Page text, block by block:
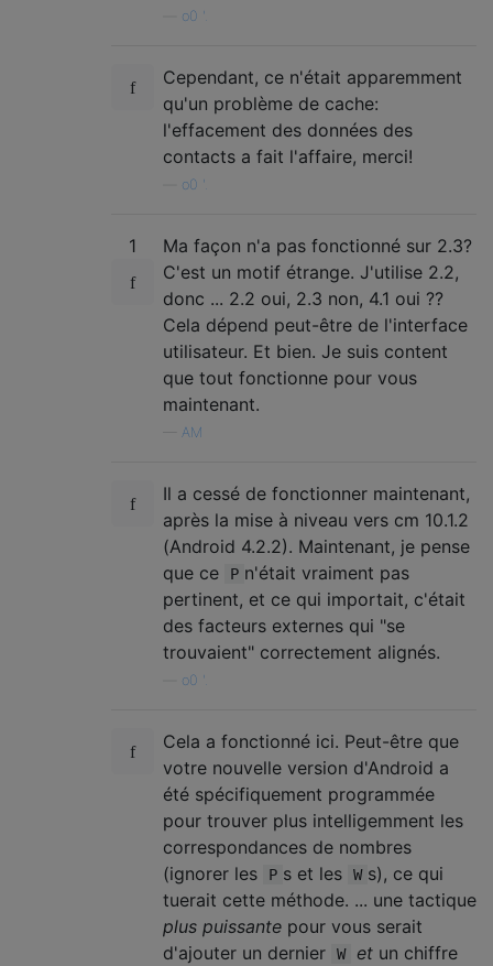
o0 '.
Cependant, ce n'était apparemment
qu'un problème de cache:
l'effacement des données des
contacts a fait l'affaire, merci!
o0 '.
1
Ma façon n'a pas fonctionné sur 2.3?
C'est un motif étrange. J'utilise 2.2,
donc ... 2.2 oui, 2.3 non, 4.1 oui ??
Cela dépend peut-être de l'interface
utilisateur. Et bien. Je suis content
que tout fonctionne pour vous
maintenant.
AM
Il a cessé de fonctionner maintenant,
après la mise à niveau vers cm 10.1.2
(Android 4.2.2). Maintenant, je pense
que ce
P n'était vraiment pas
pertinent, et ce qui importait, c'était
des facteurs externes qui "se
trouvaient" correctement alignés.
o0 '.
Cela a fonctionné ici. Peut-être que
votre nouvelle version d'Android a
été spécifiquement programmée
pour trouver plus intelligemment les
correspondances de nombres
(ignorer les
P s et les W s), ce qui
tuerait cette méthode. ... une tactique
plus puissante pour vous serait
d'ajouter un dernier
W et un chiffre